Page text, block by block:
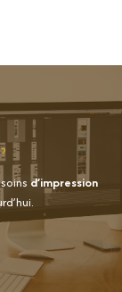
d’impression